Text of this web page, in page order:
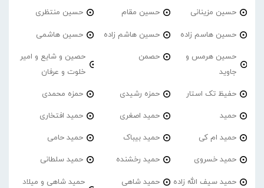
حسین مزینانی حسین مقام حسین منتظری
حسین هاسم زاده حسین هاشم زاده حسین هاشمی
حسین هرمس و
جاوید
حصمن
حصین و شایع و امیر
خلوت و عرفان
حفیظ تک استار حمزه رشیدی حمزه محمدی
حمید حمید اصغری حمید افتخاری
حمید ام کی حمید بیباک حمید حامی
حمید خسروی حمید رخشنده حمید سلطانی
حمید سیف الله زاده حمید شاهی
حمید شاهی و میلاد